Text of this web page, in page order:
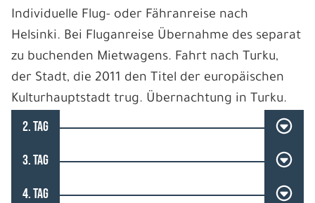
Individuelle Flug- oder Fähranreise nach
Helsinki. Bei Fluganreise Übernahme des separat
zu buchenden Mietwagens. Fahrt nach Turku,
der Stadt, die 2011 den Titel der europäischen
Kulturhauptstadt trug. Übernachtung in Turku.
2. TAG
3. TAG
4. TAG